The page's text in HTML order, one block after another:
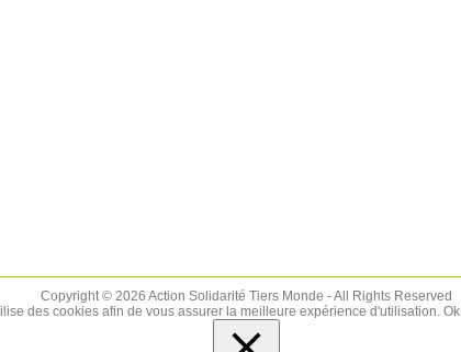
Copyright © 2026 Action Solidarité Tiers Monde - All Rights Reserved
des cookies afin de vous assurer la meilleure expérience d'utilisation. Ok